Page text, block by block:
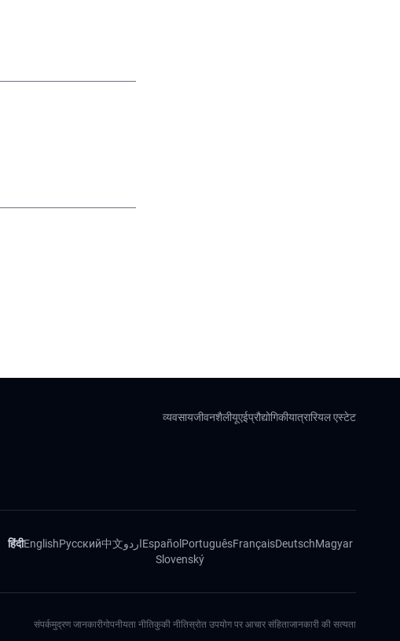
व्यवसायजीवनशैलीयूएईप्रौद्योगिकीयात्रारियल एस्टेट
हिंदीEnglishРусский中文اردوEspañol PortuguêsFrançaisDeutschMagyar
Slovenský
संपर्कमुद्रण जानकारीगोपनीयता नीतिकुकी नीतिस्रोत उपयोग पर आचार संहिताजानकारी की सत्यता